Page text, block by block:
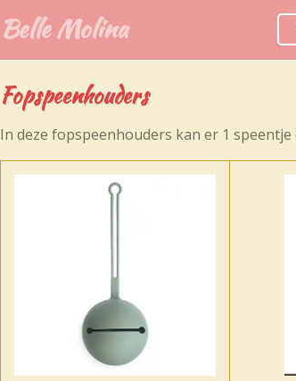
Belle Molina
Fopspeenhouders
In deze fopspeenhouders kan er 1